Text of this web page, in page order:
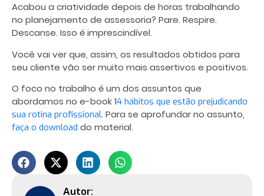
Acabou a criatividade depois de horas trabalhando
no planejamento de assessoria? Pare. Respire.
Descanse. Isso é imprescindível.
Você vai ver que, assim, os resultados obtidos para
seu cliente vão ser muito mais assertivos e positivos.
O foco no trabalho é um dos assuntos que
abordamos no e-book 14 hábitos que estão prejudicando
sua rotina profissional. Para se aprofundar no assunto,
faça o download do material.